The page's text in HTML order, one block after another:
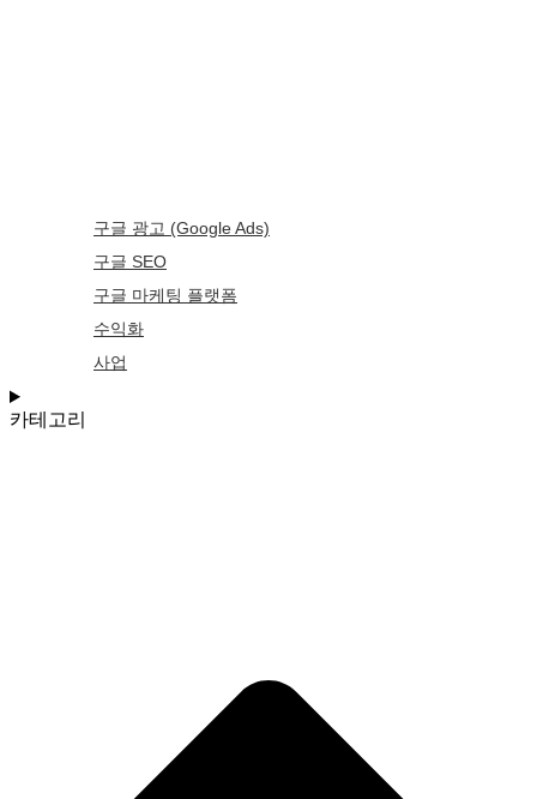
구글 광고 (Google Ads)
구글 SEO
구글 마케팅 플랫폼
수익화
사업
카테고리